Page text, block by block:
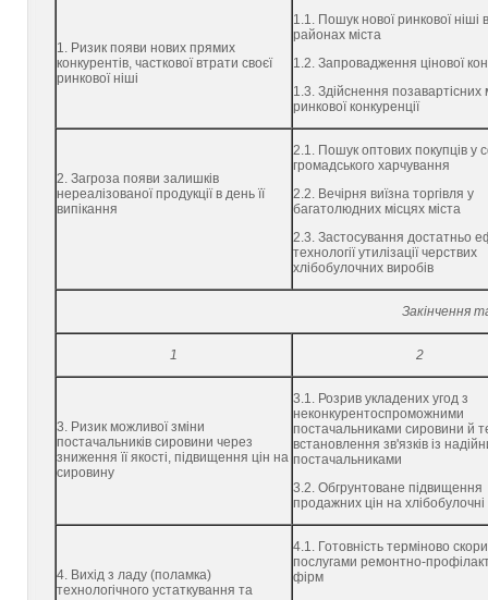
1. Ризик появи нових прямих
конкурентів, часткової втрати своєї
ринкової ніші
1.1. Пошук нової ринкової ніші
районах міста
1.2. Запровадження цінової
1.3. Здійснення позавартісних
ринкової конкуренції
2. Загроза появи залишків
нереалізованої продукції в день її
випікання
2.1. Пошук оптових покупців у
громадського харчування
2.2. Вечірня виїзна торгівля у
багатолюдних місцях міста
2.3. Застосування достатньо
технології утилізації черствих
хлібобулочних виробів
Закінчення
1 2
3. Ризик можливої зміни
постачальників сировини через
зниження її якості, підвищення цін на
сировину
3.1. Розрив укладених угод з
неконкурентоспроможними
постачальниками сировини й
встановлення зв'язків із
постачальниками
3.2. Обгрунтоване підвищення
продажних цін на
4. Вихід з ладу (поламка)
технологічного устаткування та
4.1. Готовність терміново
послугами ремонтно-
фірм